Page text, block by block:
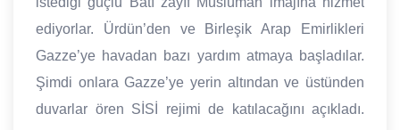
ediyorlar. Ürdün’den ve Birleşik Arap Emirlikleri
Gazze’ye havadan bazı yardım atmaya başladılar.
Şimdi onlara Gazze’ye yerin altından ve üstünden
duvarlar ören SİSİ rejimi de katılacağını açıkladı.